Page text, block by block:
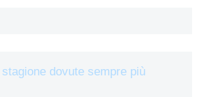
dovute sempre più